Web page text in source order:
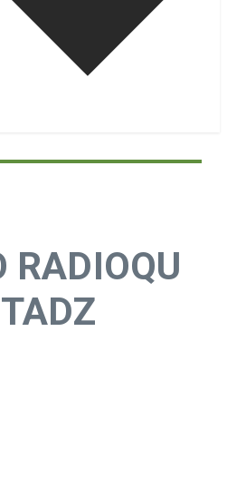
RADIOQU